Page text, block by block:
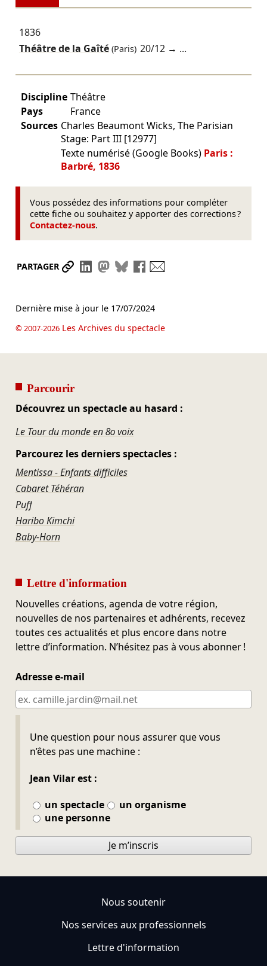
1836
Théâtre de la Gaîté(Paris) 20/12 → ...
Discipline Théâtre
Pays
France
Sources Charles Beaumont Wicks, The Parisian
Stage: Part III [12977]
Texte numérisé (Google Books) Paris :
Barbré, 1836
Vous possédez des informations pour compléter
cette fiche ou souhaitez y apporter des corrections ?
Contactez-nous.
PARTAGER Partager le lien
Partager sur LinkedIn
Partager sur Mastodon
Partager sur Bluesky
Partager sur Facebook
Dernière mise à jour le 17/07/2024
© 2007-2026Les Archives du spectacle
Parcourir
Découvrez un spectacle au hasard :
Le Tour du monde en 80 voix
Parcourez les derniers spectacles :
Mentissa - Enfants difficiles
Cabaret Téhéran
Puff
Haribo Kimchi
Baby-Horn
Lettre d'information
Nouvelles créations, agenda de votre région,
nouvelles de nos partenaires et adhérents, recevez
toutes ces actualités et plus encore dans notre
lettre d’information. N’hésitez pas à vous abonner !
Adresse e-mail
Une question pour nous assurer que vous
n’êtes pas une machine :
Jean Vilar est :
un spectacle
un organisme
une personne
Ne pas remplir
Je m’inscris
Nous soutenir
Nos services aux professionnels
Lettre d'information